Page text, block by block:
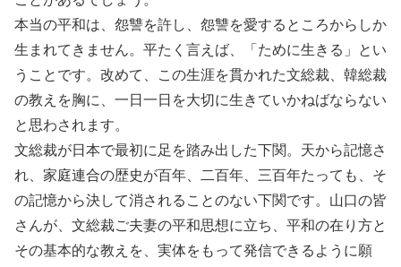
本当の平和は、怨讐を許し、怨讐を愛するところからしか
生まれてきません。平たく言えば、「ために生きる」とい
うことです。改めて、この生涯を貫かれた文総裁、韓総裁
の教えを胸に、一日一日を大切に生きていかねばならない
と思わされます。
文総裁が日本で最初に足を踏み出した下関。天から記憶さ
れ、家庭連合の歴史が百年、二百年、三百年たっても、そ
の記憶から決して消されることのない下関です。山口の皆
さんが、文総裁ご夫妻の平和思想に立ち、平和の在り方と
その基本的な教えを、実体をもって発信できるように願